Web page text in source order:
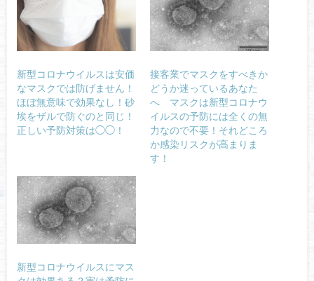
新型コロナウイルスは安価
なマスクでは防げません！
ほぼ無意味で効果なし！砂
埃をザルで防ぐのと同じ！
正しい予防対策は◯◯！
接客業でマスクをすべきか
どうか迷っているあなた
へ マスクは新型コロナウ
イルスの予防には全くの無
力なので不要！それどころ
か感染リスクが高まりま
す！
新型コロナウイルスにマス